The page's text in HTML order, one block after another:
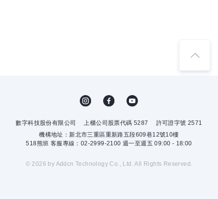
數字科技股份有限公司 上櫃公司股票代碼 5287
許可證字號 2571
機構地址：新北市三重區重新路五段609巷12號10樓
518熊班 客服專線：02-2999-2100 週一至週五 09:00 - 18:00
© 2026 by Addcn Technology Co., Ltd. All Rights Reserved.